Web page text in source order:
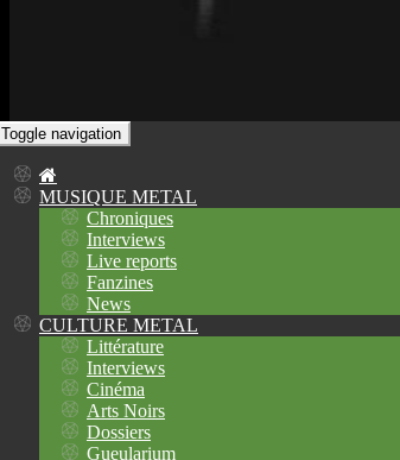
Toggle navigation
MUSIQUE METAL
Chroniques
Interviews
Live reports
Fanzines
News
CULTURE METAL
Littérature
Interviews
Cinéma
Arts Noirs
Dossiers
Gueularium